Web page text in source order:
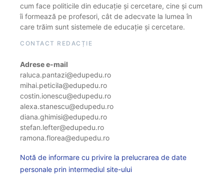
cum face politicile din educație și cercetare, cine și cum
îi formează pe profesori, cât de adecvate la lumea în
care trăim sunt sistemele de educație și cercetare.
CONTACT REDACȚIE
Adrese e-mail
raluca.pantazi@edupedu.ro
mihai.peticila@edupedu.ro
costin.ionescu@edupedu.ro
alexa.stanescu@edupedu.ro
diana.ghimisi@edupedu.ro
stefan.lefter@edupedu.ro
ramona.florea@edupedu.ro
Notă de informare cu privire la prelucrarea de date
personale prin intermediul site-ului